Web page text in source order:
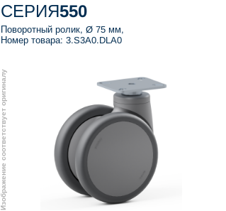
СЕРИЯ550
Поворотный ролик, Ø 75 мм,
Номер товара: 3.S3A0.DLA0
Изображение соответствует оригиналу